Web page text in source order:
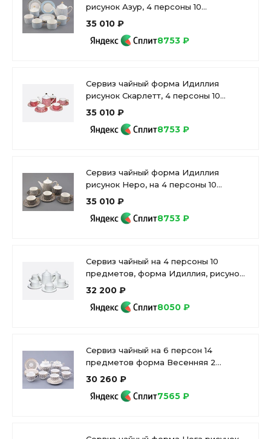
рисунок Азур, 4 персоны 10
предметов, арт. 81.27757.00.1
35 010 ₽
8753 ₽
Сервиз чайный форма Идиллия
рисунок Скарлетт, 4 персоны 10
предметов, арт. 81.27756.00.1
35 010 ₽
8753 ₽
Сервиз чайный форма Идиллия
рисунок Неро, на 4 персоны 10
предметов, арт. 81.32140.00.1
35 010 ₽
8753 ₽
Сервиз чайный на 4 персоны 10
предметов, форма Идиллия, рисунок
Жемчужная сетка, в упаковке, арт.
32 200 ₽
8050 ₽
Сервиз чайный на 6 персон 14
предметов форма Весенняя 2
рисунок Саламандра Грей, арт.
30 260 ₽
7565 ₽